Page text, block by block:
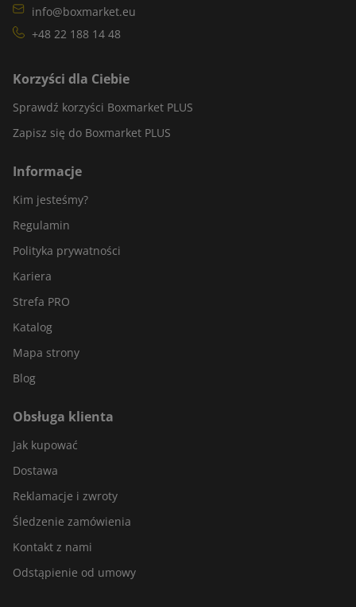
info@boxmarket.eu
+48 22 188 14 48
Korzyści dla Ciebie
Sprawdź korzyści Boxmarket PLUS
Zapisz się do Boxmarket PLUS
Informacje
Kim jesteśmy?
Regulamin
Polityka prywatności
Kariera
Strefa PRO
Katalog
Mapa strony
Blog
Obsługa klienta
Jak kupować
Dostawa
Reklamacje i zwroty
Śledzenie zamówienia
Kontakt z nami
Odstąpienie od umowy